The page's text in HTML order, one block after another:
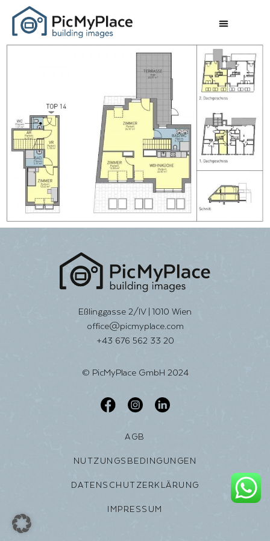
Eßlinggasse 2/IV | 1010 Wien
office@picmyplace.com
+43 676 562 33 20
© PicMyPlace GmbH 2024
AGB
NUTZUNGSBEDINGUNGEN
DATENSCHUTZERKLÄRUNG
IMPRESSUM